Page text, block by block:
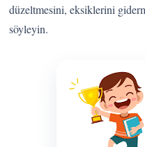
düzeltmesini, eksiklerini
söyleyin.